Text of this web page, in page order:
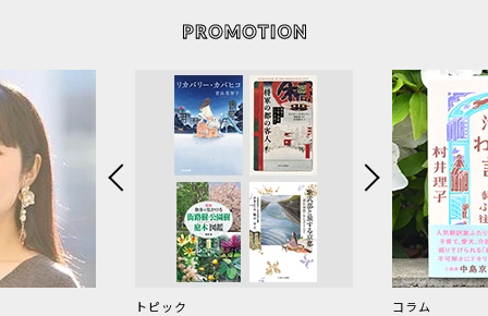
トピック コラム